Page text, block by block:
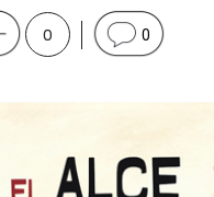
0 0